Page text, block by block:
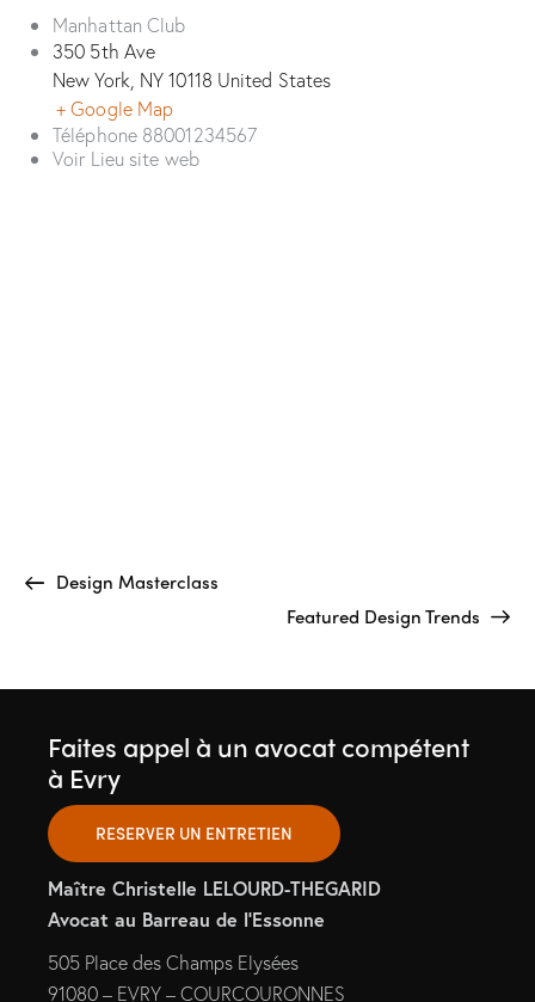
Manhattan Club
350 5th Ave
New York NY 10118 United States
+ Google Map
Téléphone 88001234567
Voir Lieu site web
Design Masterclass
Featured Design Trends
Faites appel à un avocat compétent
à Evry
RESERVER UN ENTRETIEN
Maître Christelle LELOURD-THEGARID
Avocat au Barreau de l’Essonne
505 Place des Champs Elysées
91080 – EVRY – COURCOURONNES